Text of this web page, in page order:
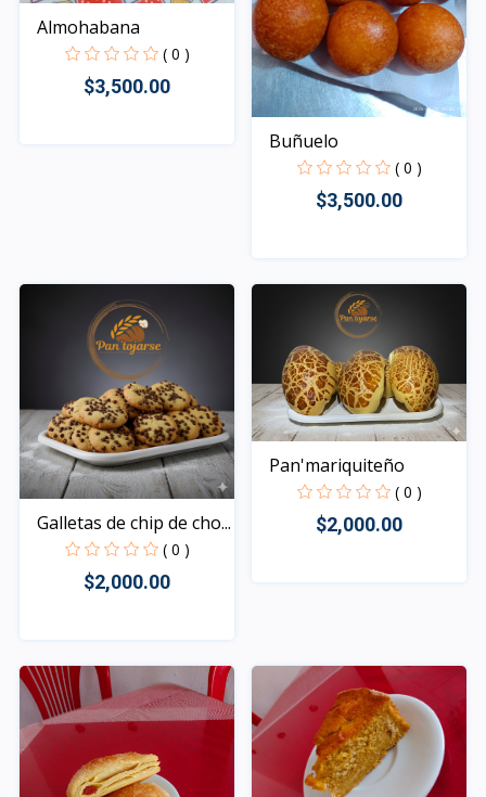
Almohabana
( 0 )
$3,500.00
Buñuelo
( 0 )
$3,500.00
Rápido Vista
Galletas de chip de cho...
( 0 )
$2,000.00
Rápido Vista
Pan'mariquiteño
( 0 )
$2,000.00